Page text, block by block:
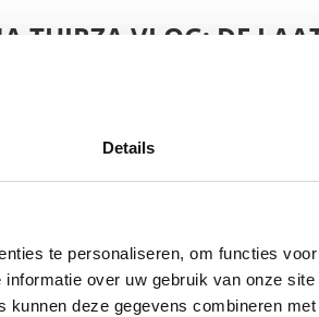
Details
te personaliseren, om functies
over uw gebruik van onze
deze gegevens combineren
THIRZA VLOG: DE